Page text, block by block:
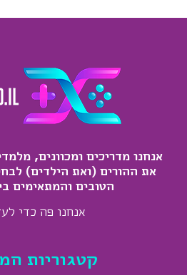
אנחנו מדריכים ומכוונים,
את ההורים (ואת הילדים)
הטובים והמתאימים
אנחנו פה כדי
קטגוריות